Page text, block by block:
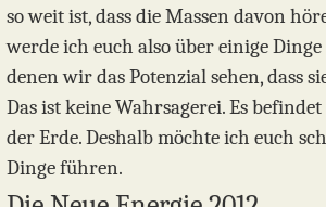
so weit ist, dass die Massen davon
werde ich euch also über einige
denen wir das Potenzial sehen, dass
Das ist keine Wahrsagerei. Es
der Erde. Deshalb möchte ich euch
Dinge führen.